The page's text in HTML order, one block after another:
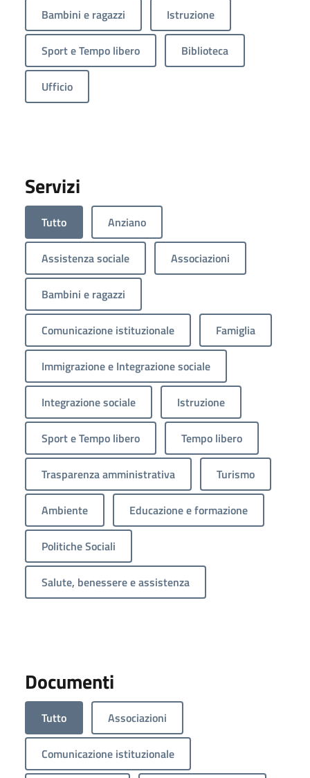
Bambini e ragazzi Istruzione
Sport e Tempo libero Biblioteca
Ufficio
Servizi
Tutto Anziano
Assistenza sociale Associazioni
Bambini e ragazzi
Comunicazione istituzionale Famiglia
Immigrazione e Integrazione sociale
Integrazione sociale Istruzione
Sport e Tempo libero Tempo libero
Trasparenza amministrativa Turismo
Ambiente Educazione e formazione
Politiche Sociali
Salute, benessere e assistenza
Documenti
Tutto Associazioni
Comunicazione istituzionale